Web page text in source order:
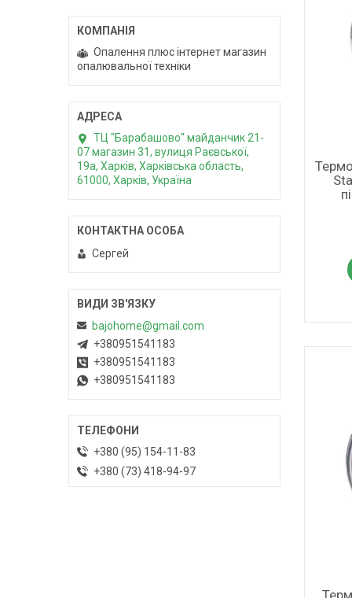
Опалення плюс інтернет магазин
опалювальної техніки
ТЦ "Барабашово" майданчик 21-
07 магазин 31, вулиця Раєвської,
19а, Харків, Харківська область,
61000, Харків, Україна
Сергей
bajohome@gmail.com
+380951541183
+380951541183
+380951541183
+380 (95) 154-11-83
+380 (73) 418-94-97